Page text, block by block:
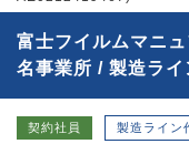
富士フイルムマニ
名事業所 / 製造ライ
契約社員 製造ライン